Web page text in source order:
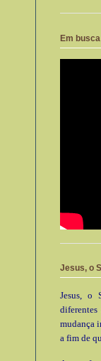
Em
Jesus, o
Jesus, o
diferentes
mudança
a fim de